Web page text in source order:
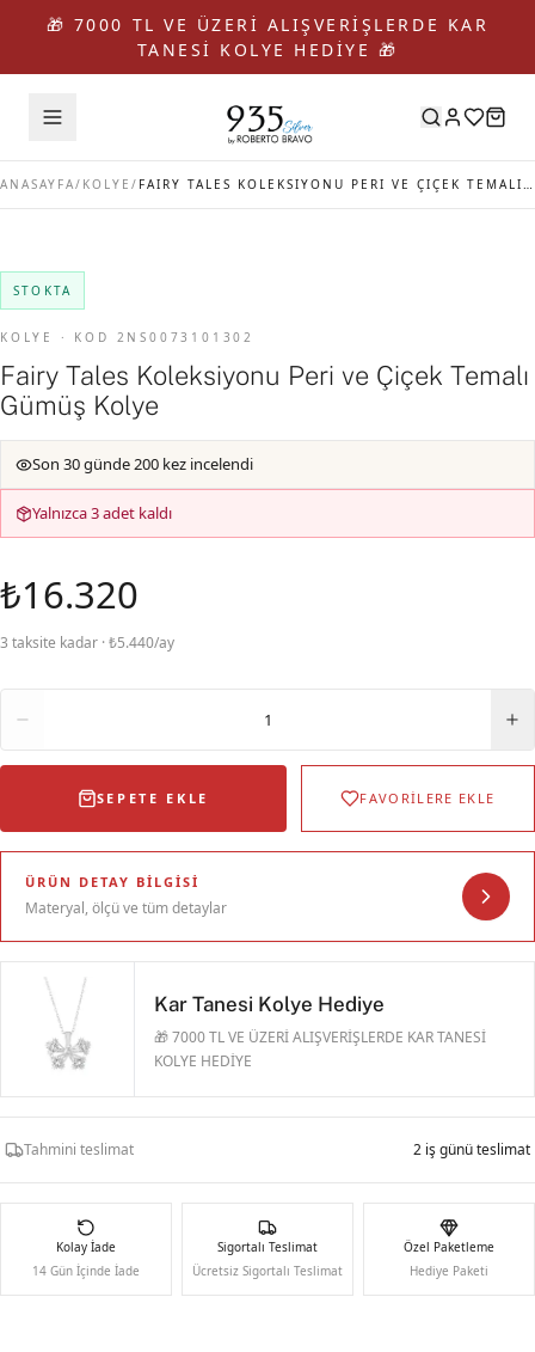
🎁 7000 TL VE ÜZERİ ALIŞVERİŞLERDE KAR
TANESİ KOLYE HEDİYE 🎁
ANASAYFA/ KOLYE / FAIRY TALES KOLEKSIYONU PERI VE ÇIÇEK TEMALI GÜMÜŞ KOLYE
STOKTA
KOLYE · KOD 2NS0073101302
Fairy Tales Koleksiyonu Peri ve Çiçek Temalı
Gümüş Kolye
Son 30 günde 200 kez incelendi
Yalnızca 3 adet kaldı
₺16.320
3 taksite kadar · ₺5.440/ay
1
SEPETE EKLE FAVORİLERE EKLE
ÜRÜN DETAY BILGISI
Materyal, ölçü ve tüm detaylar
Kar Tanesi Kolye Hediye
🎁 7000 TL VE ÜZERİ ALIŞVERİŞLERDE KAR TANESİ
KOLYE HEDİYE
Tahmini teslimat 2 iş günü teslimat
Kolay İade
14 Gün İçinde İade
Sigortalı Teslimat
Ücretsiz Sigortalı Teslimat
Özel Paketleme
Hediye Paketi